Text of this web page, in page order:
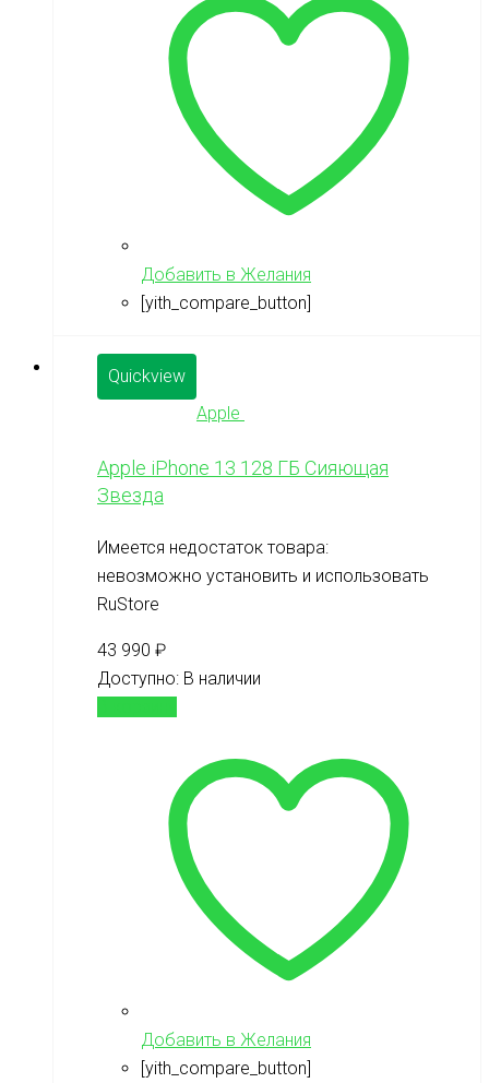
Добавить в Желания
[yith_compare_button]
Quickview
Apple
Apple iPhone 13 128 ГБ Сияющая
Звезда
Имеется недостаток товара:
невозможно установить и использовать
RuStore
43 990 ₽
Доступно: В наличии
Добавить в Желания
[yith_compare_button]